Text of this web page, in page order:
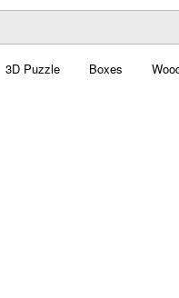
3D Puzzle Boxes